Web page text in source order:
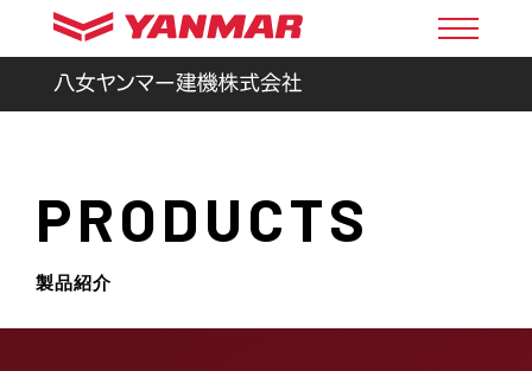
PRODUCTS
製品紹介